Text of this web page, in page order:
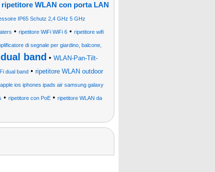
ripetitore WLAN con porta LAN
IP65 Schutz 2,4 GHz 5 GHz
• ripetitore WiFi WiFi 6• ripetitore wifi
di segnale per giardino, balcone,
band • WLAN-Pan-Tilt-
dual band • ripetitore WLAN outdoor
apple ios iphones ipads air samsung galaxy
• ripetitore con PoE• ripetitore WLAN da